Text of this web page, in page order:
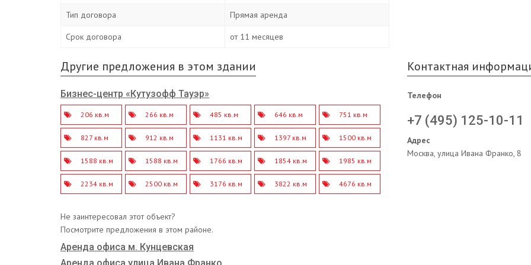
Тип договора Прямая аренда
Срок договора от 11 месяцев
Другие предложения в этом здании
Бизнес-центр «Кутузофф Тауэр»
206 кв.м 266 кв.м 485 кв.м 646 кв.м 751 кв.м
827 кв.м 912 кв.м 1131 кв.м 1397 кв.м 1500 кв.м
1588 кв.м 1588 кв.м 1766 кв.м 1854 кв.м 1985 кв.м
2234 кв.м 2500 кв.м 3176 кв.м 3822 кв.м 4676 кв.м
Не заинтересовал этот объект?
Посмотрите предложения в этом районе.
Аренда офиса м. Кунцевская
Контактная
Телефон
+7 (495) 125-10-11
Адрес
Москва, улица Ивана Франко, 8